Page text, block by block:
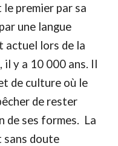
premier par sa
une langue
actuel lors de la
y a 10 000 ans. Il
de culture où le
de rester
de ses formes. La
doute